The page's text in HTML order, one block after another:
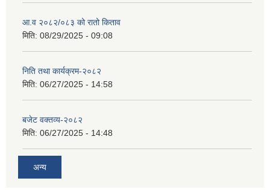
आ.व २०८२/०८३ को रातो किताव
मिति: 08/29/2025 - 09:08
निति तथा कार्यक्रम-२०८२
मिति: 06/27/2025 - 14:58
बजेट वक्तव्य-२०८२
मिति: 06/27/2025 - 14:48
अन्य